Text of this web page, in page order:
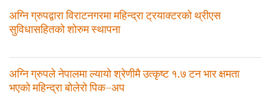
अग्नि ग्रुपद्वारा विराटनगरमा महिन्द्रा ट्रयाक्टरको थ्रीएस
सुविधासहितको शोरुम स्थापना
अग्नि ग्रुपले नेपालमा ल्यायो श्रेणीमै उत्कृष्ट १.७ टन भार क्षमता
भएको महिन्द्रा बोलेरो पिक–अप